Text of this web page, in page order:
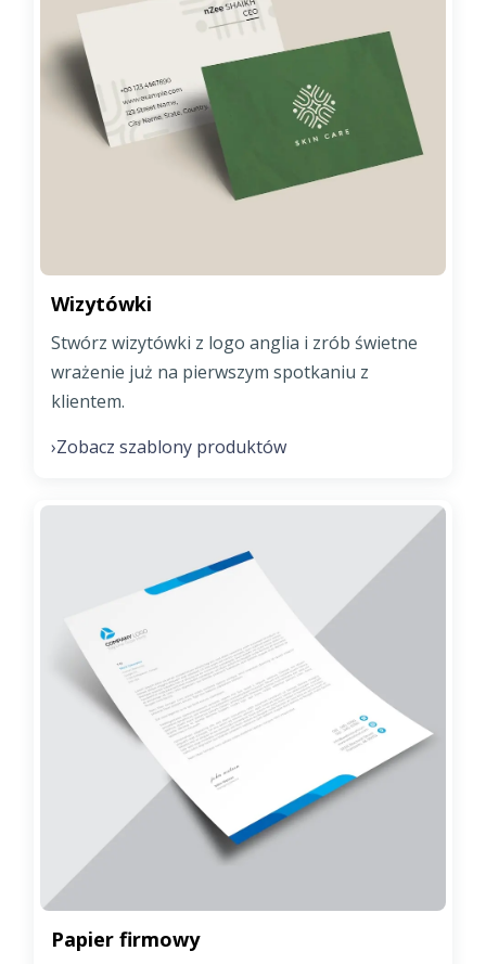
Wizytówki
Stwórz wizytówki z logo anglia i zrób świetne
wrażenie już na pierwszym spotkaniu z
klientem.
›Zobacz szablony produktów
Papier firmowy